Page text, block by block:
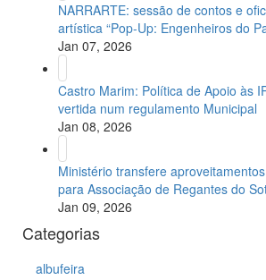
NARRARTE: sessão de contos e
artística “Pop-Up: Engenheiros do
Jan 07, 2026
Castro Marim: Política de Apoio às
vertida num regulamento Municipal
Jan 08, 2026
Ministério transfere
para Associação de Regantes do
Jan 09, 2026
Categorias
albufeira